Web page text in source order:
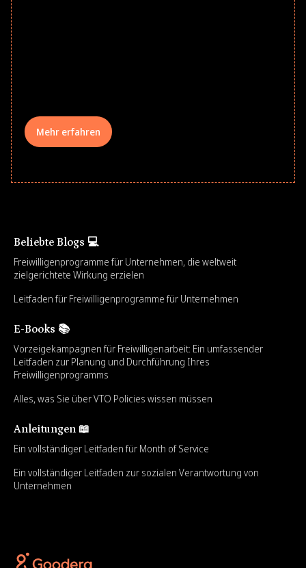
Mehr erfahren
Beliebte Blogs 💻
Freiwilligenprogramme für Unternehmen, die weltweit
zielgerichtete Wirkung erzielen
Leitfaden für Freiwilligenprogramme für Unternehmen
E-Books 📚
Vorzeigekampagnen für Freiwilligenarbeit: Ein umfassender
Leitfaden zur Planung und Durchführung Ihres
Freiwilligenprogramms
Alles, was Sie über VTO Policies wissen müssen
Anleitungen 📖
Ein vollständiger Leitfaden für Month of Service
Ein vollständiger Leitfaden zur sozialen Verantwortung von
Unternehmen